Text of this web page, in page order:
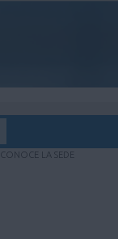
CONOCE LA SEDE